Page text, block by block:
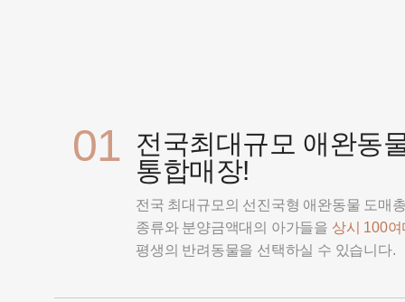
01 전국최대규모 애완동
통합매장!
전국 최대규모의 선진국형 애완동물 도매
종류와 분양금액대의 아가들을 상시 100
평생의 반려동물을 선택하실 수 있습니다.